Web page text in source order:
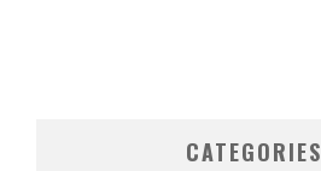
CATEGORIES